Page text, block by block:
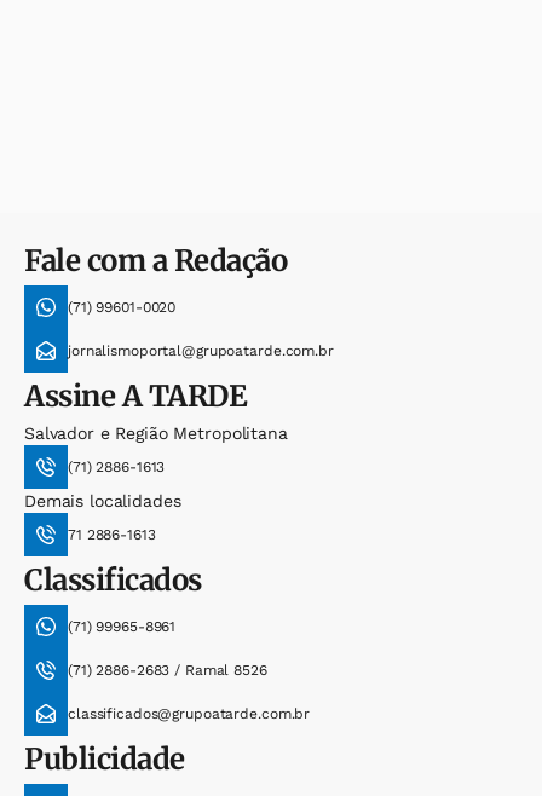
Fale com a Redação
(71) 99601-0020
jornalismoportal@grupoatarde.com.br
AssineA TARDE
Salvador e Região Metropolitana
(71) 2886-1613
Demais localidades
71 2886-1613
Classificados
(71) 99965-8961
(71) 2886-2683 / Ramal 8526
classificados@grupoatarde.com.br
Publicidade